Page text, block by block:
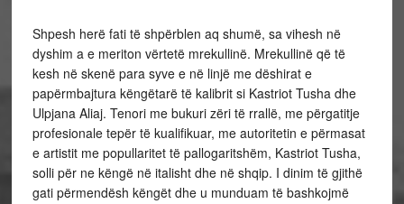
Shpesh herë fati të shpërblen aq shumë, sa vihesh në
dyshim a e meriton vërtetë mrekullinë. Mrekullinë që të
kesh në skenë para syve e në linjë me dëshirat e
papërmbajtura këngëtarë të kalibrit si Kastriot Tusha dhe
Ulpjana Aliaj. Tenori me bukuri zëri të rrallë, me përgatitje
profesionale tepër të kualifikuar, me autoritetin e përmasat
e artistit me popullaritet të pallogaritshëm, Kastriot Tusha,
solli për ne këngë në italisht dhe në shqip. I dinim të gjithë
gati përmendësh këngët dhe u munduam të bashkojmë